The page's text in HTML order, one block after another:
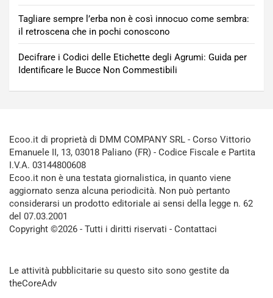
Tagliare sempre l’erba non è così innocuo come sembra:
il retroscena che in pochi conoscono
Decifrare i Codici delle Etichette degli Agrumi: Guida per
Identificare le Bucce Non Commestibili
Ecoo.it di proprietà di DMM COMPANY SRL - Corso Vittorio
Emanuele II, 13, 03018 Paliano (FR) - Codice Fiscale e Partita
I.V.A. 03144800608
Ecoo.it non è una testata giornalistica, in quanto viene
aggiornato senza alcuna periodicità. Non può pertanto
considerarsi un prodotto editoriale ai sensi della legge n. 62
del 07.03.2001
Copyright ©2026 - Tutti i diritti riservati - Contattaci
Le attività pubblicitarie su questo sito sono gestite da
theCoreAdv